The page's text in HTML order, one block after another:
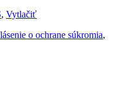
, Vytlačiť
o ochrane súkromia,